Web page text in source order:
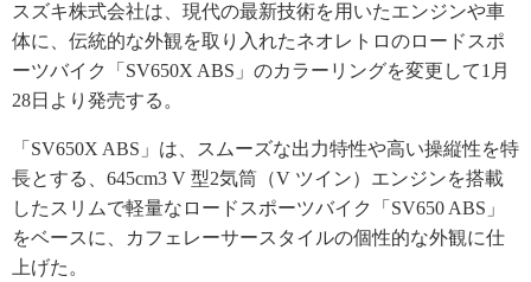
スズキ株式会社は、現代の最新技術を用いたエンジンや車
体に、伝統的な外観を取り入れたネオレトロのロードスポ
ーツバイク「SV650X ABS」のカラーリングを変更して1月
28日より発売する。
「SV650X ABS」は、スムーズな出力特性や高い操縦性を特
長とする、645cm3 V 型2気筒（V ツイン）エンジンを搭載
したスリムで軽量なロードスポーツバイク「SV650 ABS」
をベースに、カフェレーサースタイルの個性的な外観に仕
上げた。